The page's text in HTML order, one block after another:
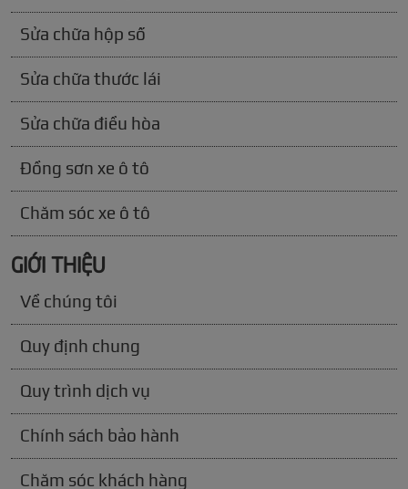
Sửa chữa hộp số
Sửa chữa thước lái
Sửa chữa điều hòa
Đồng sơn xe ô tô
Chăm sóc xe ô tô
GIỚI THIỆU
Về chúng tôi
Quy định chung
Quy trình dịch vụ
Chính sách bảo hành
Chăm sóc khách hàng